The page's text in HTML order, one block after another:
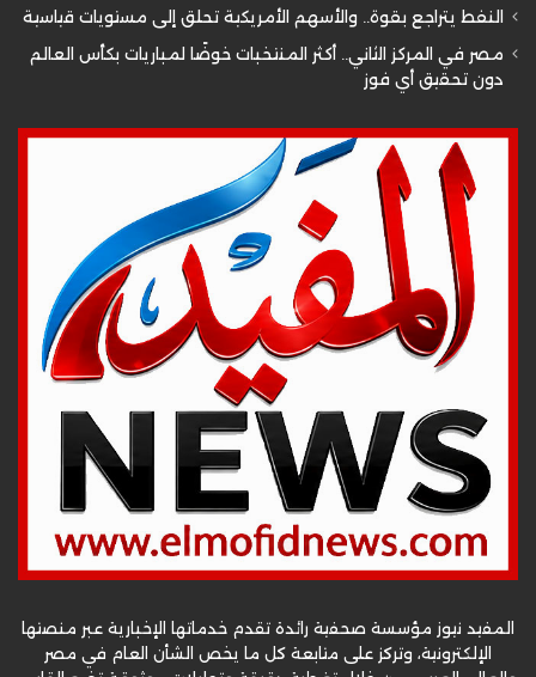
النفط يتراجع بقوة.. والأسهم الأمريكية تحلق إلى مستويات قياسية
مصر في المركز الثاني.. أكثر المنتخبات خوضًا لمباريات بكأس العالم
دون تحقيق أي فوز
المفيد نيوز مؤسسة صحفية رائدة تقدم خدماتها الإخبارية عبر منصتها
الإلكترونية، وتركز على متابعة كل ما يخص الشأن العام في مصر